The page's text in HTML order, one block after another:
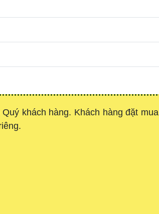
khách hàng. Khách hàng đặt mua